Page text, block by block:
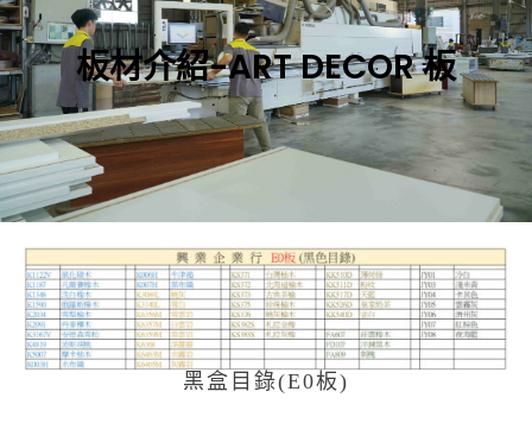
板材介紹-ART DECOR 板
黑盒目錄(E0板)